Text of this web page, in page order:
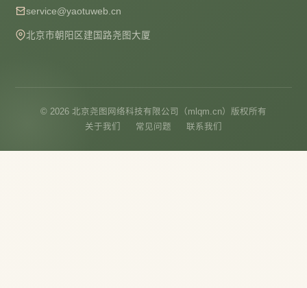
service@yaotuweb.cn
北京市朝阳区建国路尧图大厦
© 2026 北京尧图网络科技有限公司（mlqm.cn）版权所有
关于我们
常见问题 联系我们